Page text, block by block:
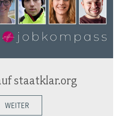
staatklar.org
WEITER